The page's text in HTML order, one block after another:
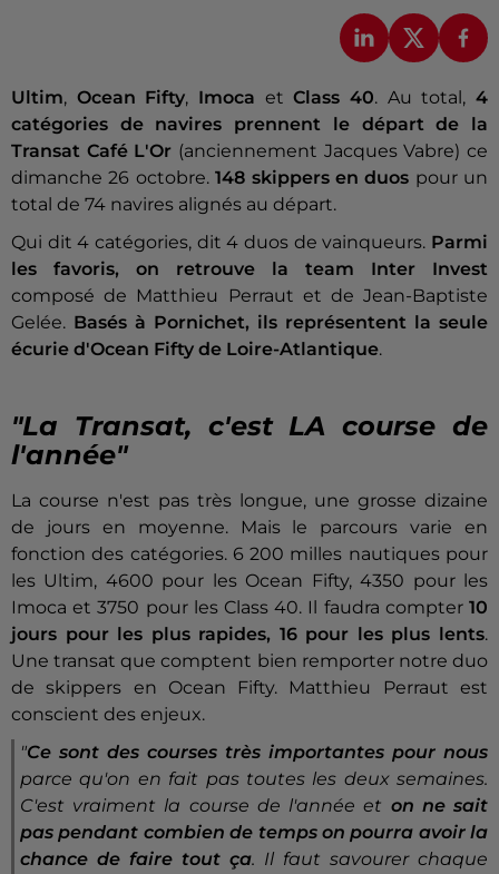
Ultim, Ocean Fifty, Imoca etClass 40. Au total,4
catégories de navires prennent le départ de la
Transat Café L'Or (anciennement Jacques Vabre) ce
dimanche 26 octobre.148 skippers en duos pour un
total de 74 navires alignés au départ.
Qui dit 4 catégories, dit 4 duos de vainqueurs. Parmi
les favoris, on retrouve la team Inter Invest
composé de Matthieu Perraut et de Jean-Baptiste
Gelée. Basés à Pornichet, ils représentent la seule
écurie d'Ocean Fifty de Loire-Atlantique.
"La Transat, c'est LA course de
l'année"
La course n'est pas très longue, une grosse dizaine
de jours en moyenne. Mais le parcours varie en
fonction des catégories. 6 200 milles nautiques pour
les Ultim, 4600 pour les Ocean Fifty, 4350 pour les
Imoca et 3750 pour les Class 40. Il faudra compter 10
jours pour les plus rapides, 16 pour les plus lents.
Une transat que comptent bien remporter notre duo
de skippers en Ocean Fifty. Matthieu Perraut est
conscient des enjeux.
"Ce sont des courses très importantes pour nous
parce qu'on en fait pas toutes les deux semaines.
C'est vraiment la course de l'année et on ne sait
pas pendant combien de temps on pourra avoir la
chance de faire tout ça. Il faut savourer chaque